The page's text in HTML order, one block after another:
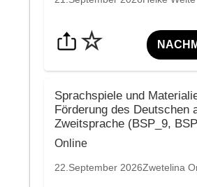
☆
Sprachspiele und
Förderung des Deutschen
Zweitsprache (BSP_9,
Online
22.September 2026Zwetelina